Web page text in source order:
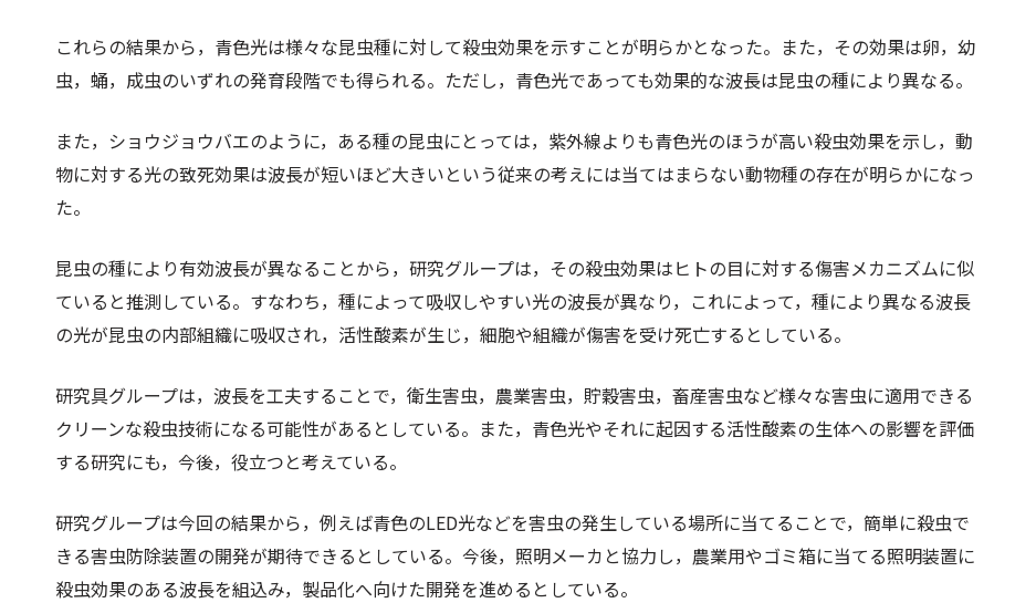
これらの結果から，青色光は様々な昆虫種に対して殺虫効果を示すことが明らかとなった。また，その効果は卵，幼
虫，蛹，成虫のいずれの発育段階でも得られる。ただし，青色光であっても効果的な波長は昆虫の種により異なる。
また，ショウジョウバエのように，ある種の昆虫にとっては，紫外線よりも青色光のほうが高い殺虫効果を示し，動
物に対する光の致死効果は波長が短いほど大きいという従来の考えには当てはまらない動物種の存在が明らかになっ
た。
昆虫の種により有効波長が異なることから，研究グループは，その殺虫効果はヒトの目に対する傷害メカニズムに似
ていると推測している。すなわち，種によって吸収しやすい光の波長が異なり，これによって，種により異なる波長
の光が昆虫の内部組織に吸収され，活性酸素が生じ，細胞や組織が傷害を受け死亡するとしている。
研究具グループは，波長を工夫することで，衛生害虫，農業害虫，貯穀害虫，畜産害虫など様々な害虫に適用できる
クリーンな殺虫技術になる可能性があるとしている。また，青色光やそれに起因する活性酸素の生体への影響を評価
する研究にも，今後，役立つと考えている。
研究グループは今回の結果から，例えば青色のLED光などを害虫の発生している場所に当てることで，簡単に殺虫で
きる害虫防除装置の開発が期待できるとしている。今後，照明メーカと協力し，農業用やゴミ箱に当てる照明装置に
殺虫効果のある波長を組込み，製品化へ向けた開発を進めるとしている。